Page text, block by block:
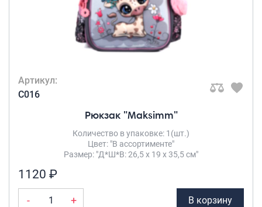
Артикул:
C016
Рюкзак "Maksimm"
Количество в упаковке: 1(шт.)
Цвет: "В ассортименте"
Размер: "Д*Ш*В: 26,5 х 19 х 35,5 см"
1120 ₽
- + В корзину